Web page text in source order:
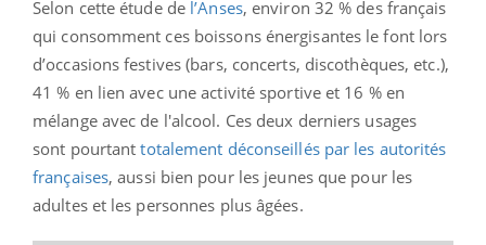
Selon cette étude de l’Anses, environ 32 % des français
qui consomment ces boissons énergisantes le font lors
d’occasions festives (bars, concerts, discothèques, etc.),
41 % en lien avec une activité sportive et 16 % en
mélange avec de l'alcool. Ces deux derniers usages
sont pourtanttotalement déconseillés par les autorités
françaises, aussi bien pour les jeunes que pour les
adultes et les personnes plus âgées.